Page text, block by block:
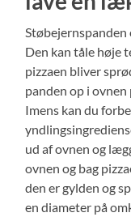
Den kan tåle høje
pizzaen bliver
panden op i
Imens kan du
ud af ovnen og
ovnen og bag
den er gylden og
en diameter på